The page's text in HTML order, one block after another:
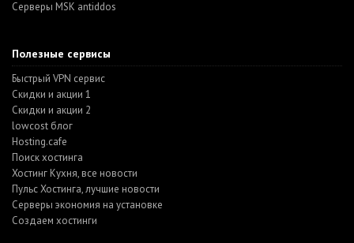
Серверы MSK antiddos
Полезные сервисы
Быстрый VPN сервис
Скидки и акции 1
Скидки и акции 2
lowcost блог
Hosting.cafe
Поиск хостинга
Хостинг Кухня, все новости
Пульс Хостинга, лучшие новости
Серверы экономия на установке
Создаем хостинги